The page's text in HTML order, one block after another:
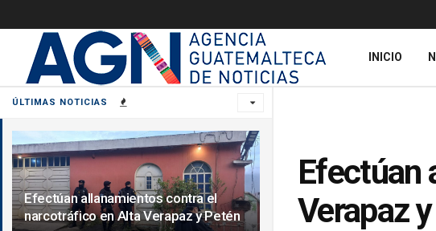
ÚLTIMAS NOTICIAS
Efectúan allanamientos contra el
narcotráfico en Alta Verapaz y Petén
INICIO
Efectúan
Verapaz